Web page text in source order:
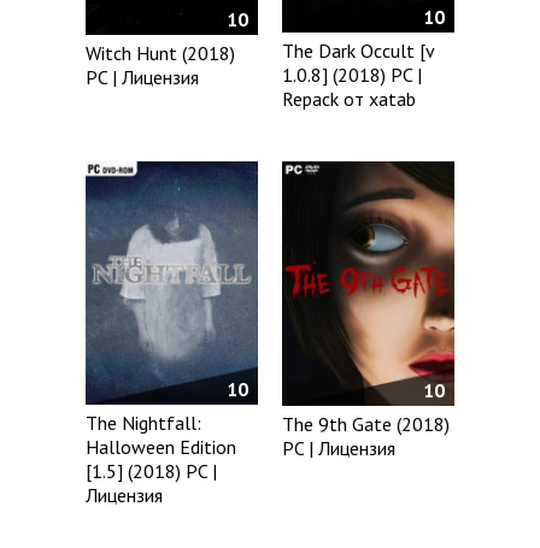
10
Witch Hunt (2018)
PC | Лицензия
10
The Dark Occult [v
1.0.8] (2018) PC |
Repack от xatab
10
The Nightfall:
Halloween Edition
[1.5] (2018) PC |
Лицензия
10
The 9th Gate (2018)
PC | Лицензия